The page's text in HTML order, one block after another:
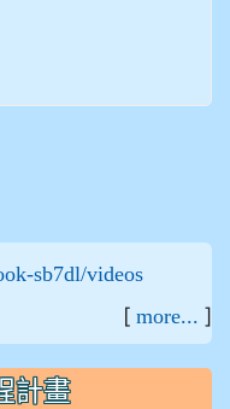
[ more... ]
計畫